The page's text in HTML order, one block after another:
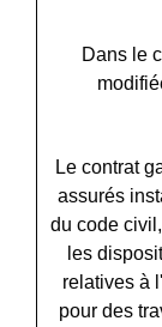
Dans le
Le contrat
assurés
du code
les
relatives à
pour des